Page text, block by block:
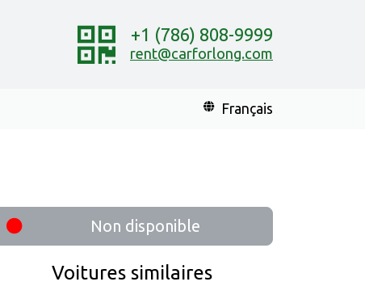
+1 (786) 808-9999
rent@carforlong.com
Français
Non disponible
Voitures similaires